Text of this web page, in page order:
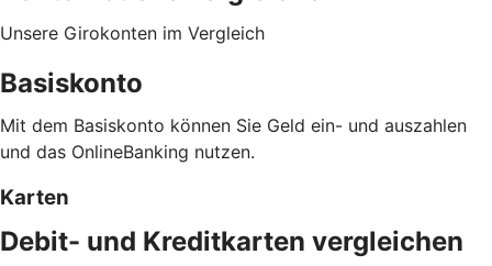
Unsere Girokonten im Vergleich
Basiskonto
Mit dem Basiskonto können Sie Geld ein- und auszahlen
und das OnlineBanking nutzen.
Karten
Debit- und Kreditkarten vergleichen